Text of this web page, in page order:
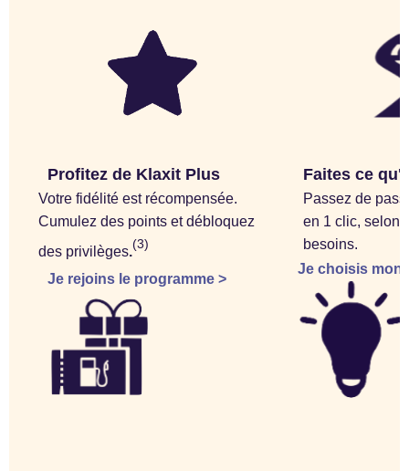
Profitez de Klaxit Plus
Votre fidélité est récompensée.
Cumulez des points et débloquez
des privilèges.(3)
Je rejoins le programme >
Faites ce
Passez de
en 1 clic, selon
besoins.
Je choisis mon